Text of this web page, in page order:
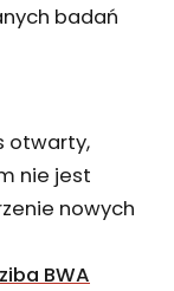
badań
otwarty,
nie jest
nowych
BWA